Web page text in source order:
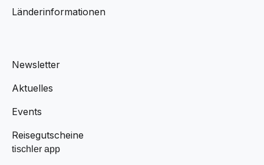
Länderinformationen
Newsletter
Aktuelles
Events
Reisegutscheine
tischler app